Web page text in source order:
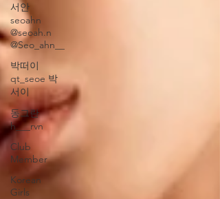
서안
seoahn
@seoah.n
@Seo_ahn__
박떠이
qt_seoe 박
서이
동그란
h___rvn
Club
Member
Korean
Girls